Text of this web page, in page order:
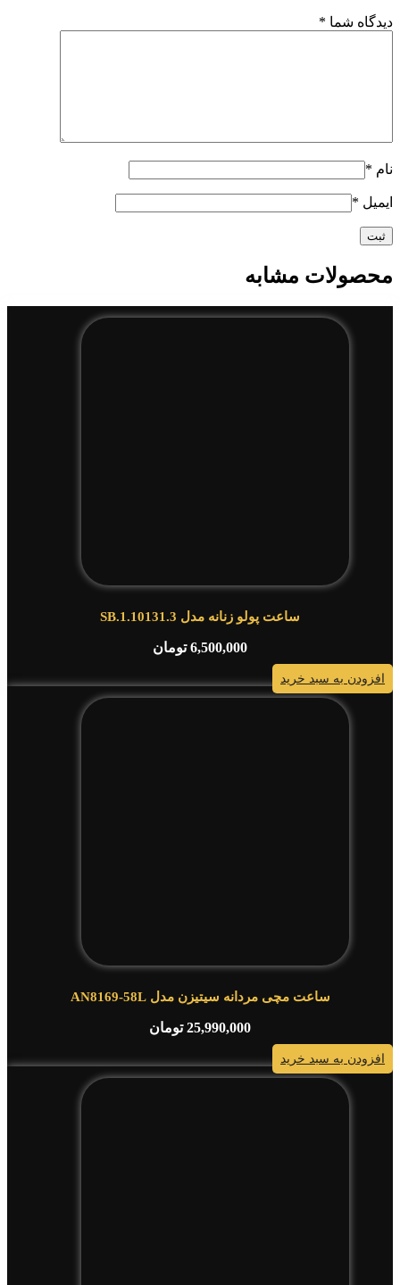
دیدگاه شما *
نام *
ایمیل *
محصولات مشابه
ساعت پولو زنانه مدل SB.1.10131.3
6,500,000 تومان
افزودن به سبد خرید
ساعت مچی مردانه سیتیزن مدل AN8169-58L
25,990,000 تومان
افزودن به سبد خرید